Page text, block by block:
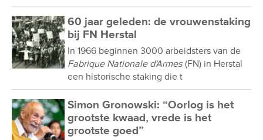
60 jaar geleden: de vrouwenstaking
bij FN Herstal
In 1966 beginnen 3000 arbeidsters van de
Fabrique Nationale d'Armes (FN) in Herstal
een historische staking die t
Simon Gronowski: “Oorlog is het
grootste kwaad, vrede is het
grootste goed”